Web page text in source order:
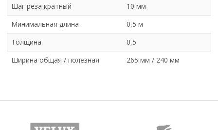
Шаг реза кратный
10 мм
Минимальная длина
0,5 м
Толщина
0,5
Ширина общая / полезная
265 мм / 240 мм